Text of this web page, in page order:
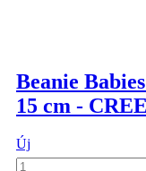
Beanie
15 cm -
Új